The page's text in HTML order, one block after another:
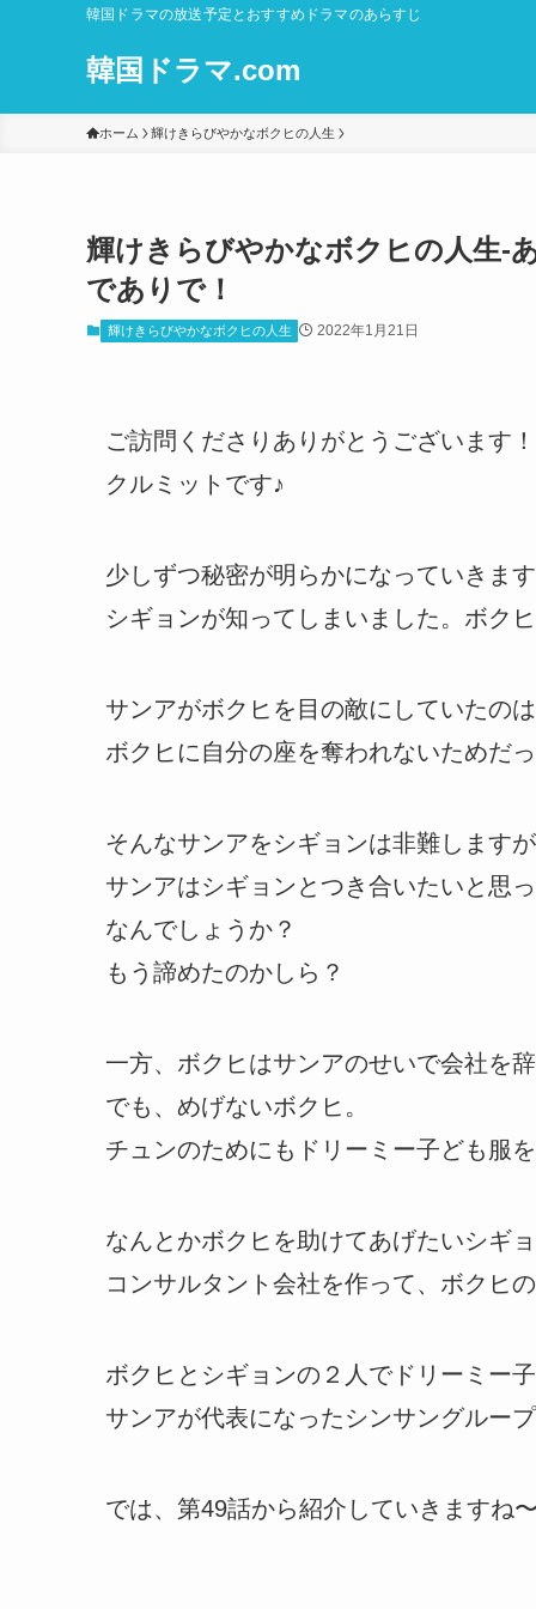
韓国ドラマの放送予定とおすすめドラマのあらすじ
韓国ドラマ.com
ホーム 輝けきらびやかなボクヒの人生
輝けきらびやかなボクヒの人生-
でありで！
輝けきらびやかなボクヒの人生 2022年1月21日
ご訪問くださりありがとうございます！
クルミットです♪
少しずつ秘密が明らかになっていきま
シギョンが知ってしまいました。ボク
サンアがボクヒを目の敵にしていたの
ボクヒに自分の座を奪われないためだ
そんなサンアをシギョンは非難します
サンアはシギョンとつき合いたいと思
なんでしょうか？
もう諦めたのかしら？
一方、ボクヒはサンアのせいで会社を
でも、めげないボクヒ。
チュンのためにもドリーミー子ども服
なんとかボクヒを助けてあげたいシギ
コンサルタント会社を作って、ボクヒ
ボクヒとシギョンの２人でドリーミー
サンアが代表になったシンサングルー
では、第49話から紹介していきますね